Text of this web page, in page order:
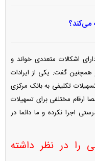
لایحه بودجه سال ۱۴۰۴ را دارای اشکالات متعددی خواند و
گفت: یکی از ایرادات
تکلیفی به بانک مرکزی
ارقام مختلفی برای تسهیلات
اجرا نکرده و ما دائما در
را در نظر داشته